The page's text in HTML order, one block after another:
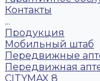
Контакты
...
Продукция
Мобильный штаб
Передвижные
Передвижная
CITYMAX 8